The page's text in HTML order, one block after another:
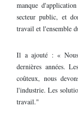
manque
secteur public, et
travail et l'ensemble
Il a ajouté : « Nous
dernières années.
coûteux, nous
l'industrie. Les
travail."